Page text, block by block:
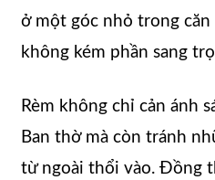
ở một góc nhỏ trong căn
không kém phần sang
Rèm không chỉ cản ánh
Ban thờ mà còn tránh
từ ngoài thổi vào. Đồng